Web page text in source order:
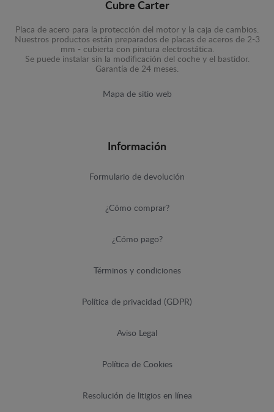
Cubre Carter
Placa de acero para la protección del motor y la caja de cambios.
Nuestros productos están preparados de placas de aceros de 2-3
mm - cubierta con pintura electrostática.
Se puede instalar sin la modificación del coche y el bastidor.
Garantía de 24 meses.
Mapa de sitio web
Información
Formulario de devolución
¿Cómo comprar?
¿Cómo pago?
Términos y condiciones
Política de privacidad (GDPR)
Aviso Legal
Política de Cookies
Resolución de litigios en línea